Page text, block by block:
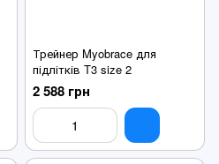
Трейнер Myobrace для
підлітків T3 size 2
2 588 грн